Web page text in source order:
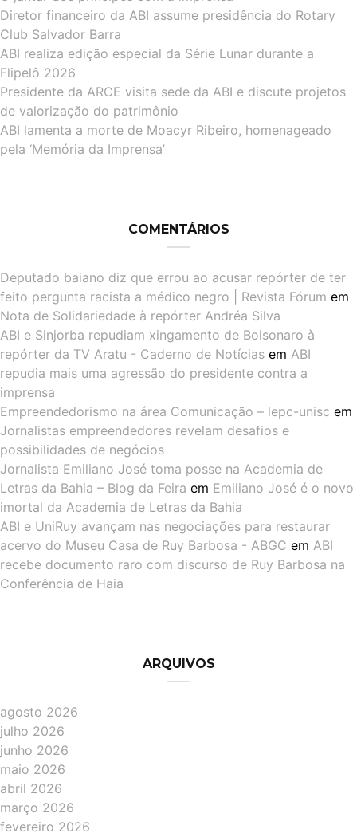
Diretor financeiro da ABI assume presidência do Rotary
Club Salvador Barra
ABI realiza edição especial da Série Lunar durante a
Flipelô 2026
Presidente da ARCE visita sede da ABI e discute projetos
de valorização do patrimônio
ABI lamenta a morte de Moacyr Ribeiro, homenageado
pela ‘Memória da Imprensa’
COMENTÁRIOS
Deputado baiano diz que errou ao acusar repórter de ter
feito pergunta racista a médico negro | Revista Fórum em
Nota de Solidariedade à repórter Andréa Silva
ABI e Sinjorba repudiam xingamento de Bolsonaro à
repórter da TV Aratu - Caderno de Notícias em ABI
repudia mais uma agressão do presidente contra a
imprensa
Empreendedorismo na área Comunicação – lepc-unisc em
Jornalistas empreendedores revelam desafios e
possibilidades de negócios
Jornalista Emiliano José toma posse na Academia de
Letras da Bahia – Blog da Feira em Emiliano José é o novo
imortal da Academia de Letras da Bahia
ABI e UniRuy avançam nas negociações para restaurar
acervo do Museu Casa de Ruy Barbosa - ABGC em ABI
recebe documento raro com discurso de Ruy Barbosa na
Conferência de Haia
ARQUIVOS
agosto 2026
julho 2026
junho 2026
maio 2026
abril 2026
março 2026
fevereiro 2026